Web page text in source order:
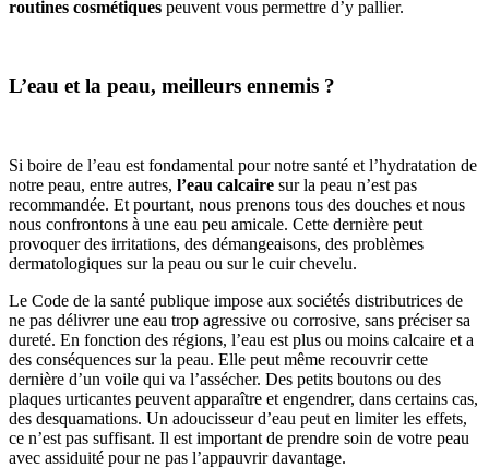
routines cosmétiques peuvent vous permettre d’y pallier.
L’eau et la peau, meilleurs ennemis ?
Si boire de l’eau est fondamental pour notre santé et l’hydratation de
notre peau, entre autres, l’eau calcaire sur la peau n’est pas
recommandée. Et pourtant, nous prenons tous des douches et nous
nous confrontons à une eau peu amicale. Cette dernière peut
provoquer des irritations, des démangeaisons, des problèmes
dermatologiques sur la peau ou sur le cuir chevelu.
Le Code de la santé publique impose aux sociétés distributrices de
ne pas délivrer une eau trop agressive ou corrosive, sans préciser sa
dureté. En fonction des régions, l’eau est plus ou moins calcaire et a
des conséquences sur la peau. Elle peut même recouvrir cette
dernière d’un voile qui va l’assécher. Des petits boutons ou des
plaques urticantes peuvent apparaître et engendrer, dans certains cas,
des desquamations. Un adoucisseur d’eau peut en limiter les effets,
ce n’est pas suffisant. Il est important de prendre soin de votre peau
avec assiduité pour ne pas l’appauvrir davantage.